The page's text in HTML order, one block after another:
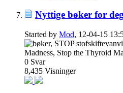
Nyttige bøker for
Started by Mod, 12-04-15
0 Svar
8,435 Visninger